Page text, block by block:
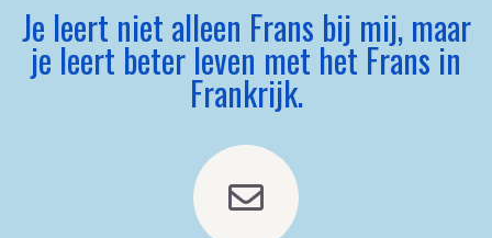
Je leert niet alleen Frans bij mij, maar
je leert beter leven met het Frans in
Frankrijk.